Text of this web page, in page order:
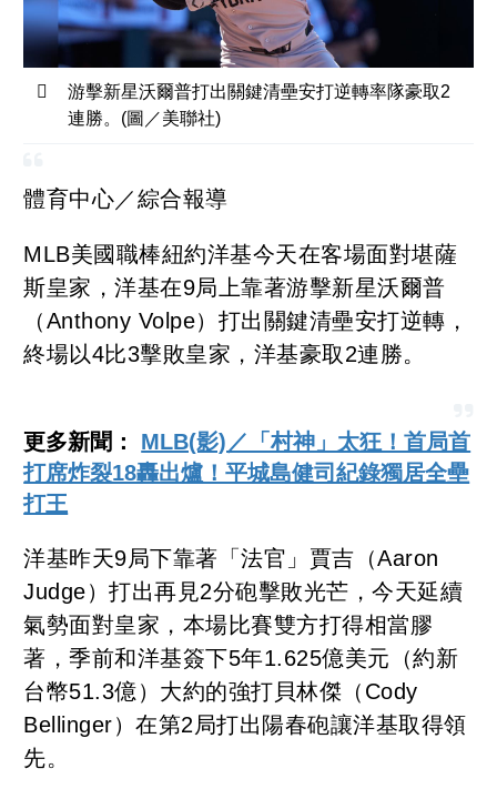
游擊新星沃爾普打出關鍵清壘安打逆轉率隊豪取2
連勝。(圖／美聯社)
體育中心／綜合報導
MLB美國職棒紐約洋基今天在客場面對堪薩
斯皇家，洋基在9局上靠著游擊新星沃爾普
（Anthony Volpe）打出關鍵清壘安打逆轉，
終場以4比3擊敗皇家，洋基豪取2連勝。
更多新聞： MLB(影)／「村神」太狂！首局首
打席炸裂18轟出爐！平城島健司紀錄獨居全壘
打王
洋基昨天9局下靠著「法官」賈吉（Aaron
Judge）打出再見2分砲擊敗光芒，今天延續
氣勢面對皇家，本場比賽雙方打得相當膠
著，季前和洋基簽下5年1.625億美元（約新
台幣51.3億）大約的強打貝林傑（Cody
Bellinger）在第2局打出陽春砲讓洋基取得領
先。